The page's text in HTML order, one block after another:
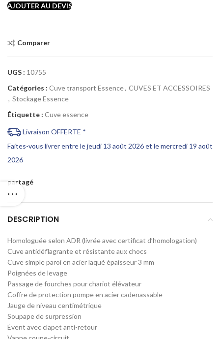
AJOUTER AU DEVIS
Comparer
UGS : 10755
Catégories : Cuve transport Essence, CUVES ET ACCESSOIRES
, Stockage Essence
Étiquette : Cuve essence
Livraison OFFERTE *
Faites-vous livrer entre le jeudi 13 août 2026 et le mercredi 19 août
2026
partagé
DESCRIPTION
Homologuée selon ADR (livrée avec certificat d’homologation)
Cuve antidéflagrante et résistante aux chocs
Cuve simple paroi en acier laqué épaisseur 3 mm
Poignées de levage
Passage de fourches pour chariot élévateur
Coffre de protection pompe en acier cadenassable
Jauge de niveau centimétrique
Soupape de surpression
Évent avec clapet anti-retour